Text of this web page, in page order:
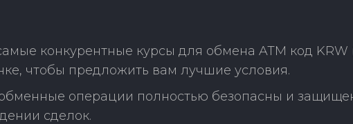
конкурентные курсы для обмена ATM код KRW
чтобы предложить вам лучшие условия.
операции полностью безопасны и
сделок.